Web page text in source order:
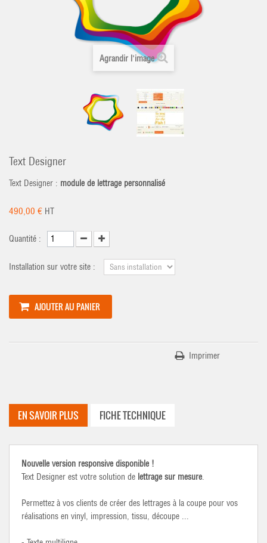
Agrandir l'image
Text Designer
Text Designer : module de lettrage personnalisé
490,00 € HT
Quantité :
Installation sur votre site :
AJOUTER AU PANIER
Imprimer
EN SAVOIR PLUS FICHE TECHNIQUE
Nouvelle version responsive disponible !
Text Designer est votre solution de lettrage sur mesure.
Permettez à vos clients de créer des lettrages à la coupe pour vos
réalisations en vinyl, impression, tissu, découpe ...